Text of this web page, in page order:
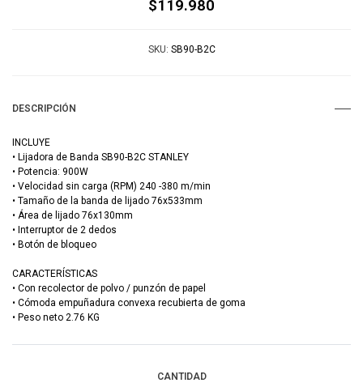
$119.980
SKU: SB90-B2C
DESCRIPCIÓN
INCLUYE
• Lijadora de Banda SB90-B2C STANLEY
• Potencia: 900W
• Velocidad sin carga (RPM) 240 -380 m/min
• Tamaño de la banda de lijado 76x533mm
• Área de lijado 76x130mm
• Interruptor de 2 dedos
• Botón de bloqueo
CARACTERÍSTICAS
• Con recolector de polvo / punzón de papel
• Cómoda empuñadura convexa recubierta de goma
• Peso neto 2.76 KG
CANTIDAD